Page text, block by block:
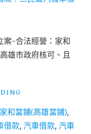
案-合法經營：家和
雄市政府核可、且
汽
機
家和當鋪(高雄當鋪),
借款, 汽車借款, 汽車